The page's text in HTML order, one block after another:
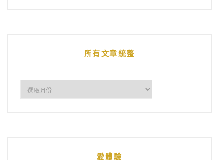
所有文章統整
愛體驗